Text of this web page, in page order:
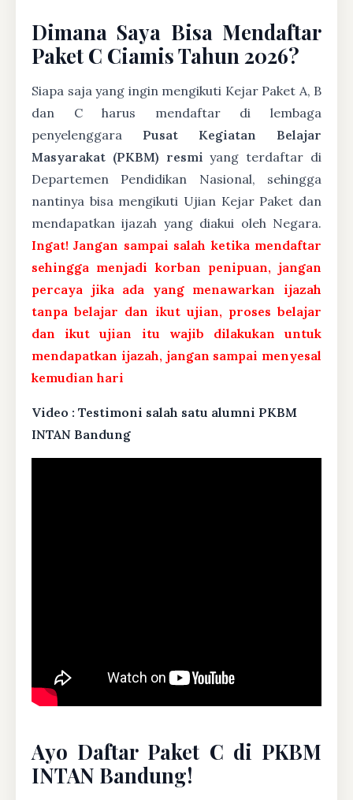
Dimana Saya Bisa Mendaftar
Paket C Ciamis Tahun 2026?
Siapa saja yang ingin mengikuti Kejar Paket A, B
dan C harus mendaftar di lembaga
penyelenggara Pusat Kegiatan Belajar
Masyarakat (PKBM) resmi yang terdaftar di
Departemen Pendidikan Nasional, sehingga
nantinya bisa mengikuti Ujian Kejar Paket dan
mendapatkan ijazah yang diakui oleh Negara.
Ingat! Jangan sampai salah ketika mendaftar
sehingga menjadi korban penipuan, jangan
percaya jika ada yang menawarkan ijazah
tanpa belajar dan ikut ujian, proses belajar
dan ikut ujian itu wajib dilakukan untuk
mendapatkan ijazah, jangan sampai menyesal
kemudian hari
Video : Testimoni salah satu alumni PKBM
INTAN Bandung
Ayo Daftar Paket C di PKBM
INTAN Bandung!